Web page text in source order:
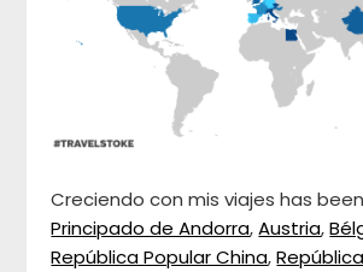
Creciendo con mis viajes has
Principado de Andorra,Austria,
República Popular China,